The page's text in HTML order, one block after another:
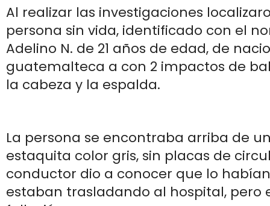
Al realizar las investigaciones
persona sin vida, identificado con el
Adelino N. de 21 años de edad, de
guatemalteca a con 2 impactos de
la cabeza y la espalda.
La persona se encontraba arriba de
estaquita color gris, sin placas de
conductor dio a conocer que lo
estaban trasladando al hospital, pero